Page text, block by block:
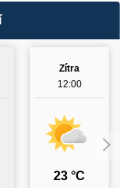
Zítra
12:00
23 °C